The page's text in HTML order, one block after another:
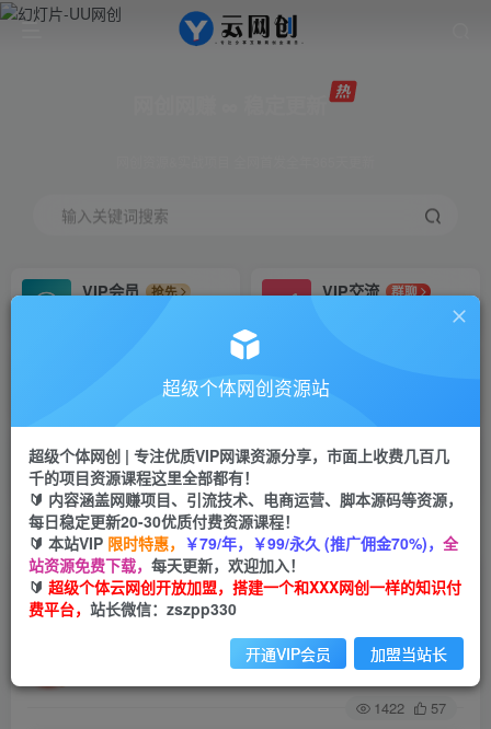
输入关键词搜索
VIP会员
抢先
VIP交流
群聊
研究探讨更多创业项目路子。
会员专属推广链接
招募站长
挂机
项目
脚本卡密
APP下载
GO
首页 创业课程 会员免费 正文
外面收费1588的全自动海外众包项目，号称日赚
500+【永久脚本+详细教程】【揭秘】
关注 私信
1422 57
超级个体网创资源站
超级个体网创 | 专注优质VIP网课资源分享，市面上收费几百几
千的项目资源课程这里全部都有！
🔰 内容涵盖网赚项目、引流技术、电商运营、脚本源码等资源，
每日稳定更新20-30优质付费资源课程！
🔰 本站VIP 限时特惠， ￥79/年，￥99/永久 (推广佣金70%)， 全
站资源免费下载， 每天更新，欢迎加入！
🔰 超级个体云网创开放加盟，搭建一个和XXX网创一样的知识付
费平台， 站长微信：zszpp330
开通VIP会员 加盟当站长